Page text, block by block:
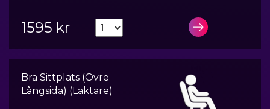
1595 kr LÄGG I
Bra Sittplats (Övre
Långsida) (Läktare)